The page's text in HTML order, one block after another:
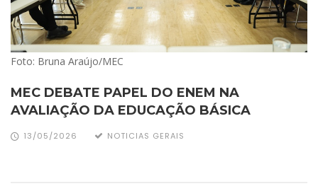
Foto: Bruna Araújo/MEC
MEC DEBATE PAPEL DO ENEM NA
AVALIAÇÃO DA EDUCAÇÃO BÁSICA
13/05/2026 NOTICIAS GERAIS